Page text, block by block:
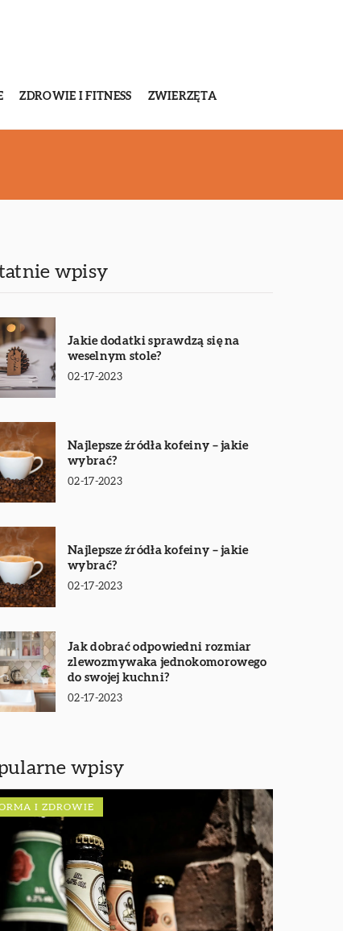
ZDROWIE I FITNESS ZWIERZĘTA
wpisy
Jakie dodatki sprawdzą się na
weselnym stole?
02-17-2023
Najlepsze źródła kofeiny – jakie
wybrać?
02-17-2023
Najlepsze źródła kofeiny – jakie
wybrać?
02-17-2023
Jak dobrać odpowiedni rozmiar
zlewozmywaka jednokomorowego
do swojej kuchni?
02-17-2023
wpisy
I ZDROWIE